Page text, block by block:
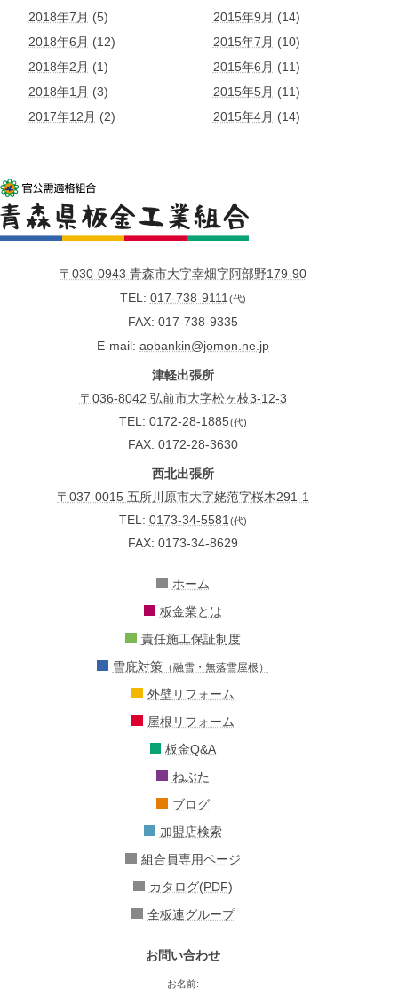
2018年7月 (5)
2018年6月 (12)
2018年2月 (1)
2018年1月 (3)
2017年12月 (2)
2015年9月 (14)
2015年7月 (10)
2015年6月 (11)
2015年5月 (11)
2015年4月 (14)
〒030-0943 青森市大字幸畑字阿部野179-90
TEL 017-738-9111(代)
FAX 017-738-9335
E-mail aobankin@jomon.ne.jp
津軽出張所
〒036-8042 弘前市大字松ヶ枝3-12-3
TEL: 0172-28-1885(代)
FAX: 0172-28-3630
西北出張所
〒037-0015 五所川原市大字姥萢字桜木291-1
TEL: 0173-34-5581 (代)
FAX: 0173-34-8629
ホーム
板金業とは
責任施工保証制度
雪庇対策（融雪・無落雪屋根）
外壁リフォーム
屋根リフォーム
板金Q&A
ねぶた
ブログ
加盟店検索
組合員専用ページ
カタログ(PDF)
全板連グループ
お問い合わせ
お名前: